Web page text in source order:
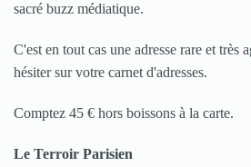
sacré buzz médiatique.
C'est en tout cas une adresse rare et très
hésiter sur votre carnet d'adresses.
Comptez 45 € hors boissons à la carte.
Le Terroir Parisien